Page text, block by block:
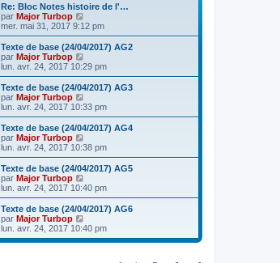
Re: Bloc Notes histoire de l'…
par Major Turbop
o
i
r
e
e
r
n
i
r
e
s
s
g
e
mer. mai 31, 2017 9:12 pm
Texte de base (24/04/2017) AG2
par Major Turbop
o
i
r
e
e
r
n
i
r
e
s
s
g
e
lun. avr. 24, 2017 10:29 pm
Texte de base (24/04/2017) AG3
par Major Turbop
o
i
r
e
e
r
n
i
r
e
s
lun. avr. 24, 2017 10:33 pm
Texte de base (24/04/2017) AG4
par Major Turbop
o
i
r
e
e
r
n
i
e
lun. avr. 24, 2017 10:38 pm
Texte de base (24/04/2017) AG5
par Major Turbop
o
i
r
e
e
lun. avr. 24, 2017 10:40 pm
Texte de base (24/04/2017) AG6
par Major Turbop
o
i
lun. avr. 24, 2017 10:40 pm